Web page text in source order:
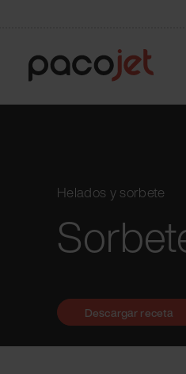
Helados y sorbete
Descargar receta